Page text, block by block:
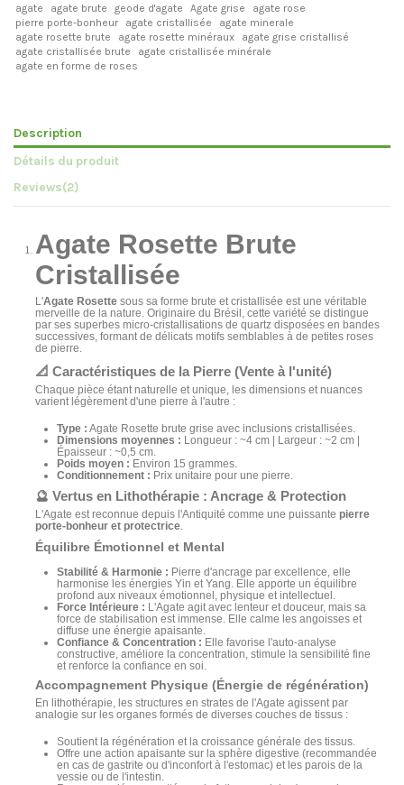
agate agate brute geode d'agate Agate grise
agate rose
pierre porte-bonheur
agate cristallisée
agate minerale
agate rosette brute
agate rosette minéraux
agate grise cristallisé
agate cristallisée brute
agate cristallisée minérale
agate en forme de roses
Description
Détails du produit
Reviews(2)
Agate Rosette Brute
Cristallisée
L'Agate Rosette sous sa forme brute et cristallisée est une véritable
merveille de la nature. Originaire du Brésil, cette variété se distingue
par ses superbes micro-cristallisations de quartz disposées en bandes
successives, formant de délicats motifs semblables à de petites roses
de pierre.
📐 Caractéristiques de la Pierre (Vente à l'unité)
Chaque pièce étant naturelle et unique, les dimensions et nuances
varient légèrement d'une pierre à l'autre :
Type : Agate Rosette brute grise avec inclusions cristallisées.
Dimensions moyennes : Longueur : ~4 cm | Largeur : ~2 cm |
Épaisseur : ~0,5 cm.
Poids moyen : Environ 15 grammes.
Conditionnement : Prix unitaire pour une pierre.
🔮 Vertus en Lithothérapie : Ancrage & Protection
L'Agate est reconnue depuis l'Antiquité comme une puissante pierre
porte-bonheur et protectrice.
Équilibre Émotionnel et Mental
Stabilité & Harmonie : Pierre d'ancrage par excellence, elle
harmonise les énergies Yin et Yang. Elle apporte un équilibre
profond aux niveaux émotionnel, physique et intellectuel.
Force Intérieure : L'Agate agit avec lenteur et douceur, mais sa
force de stabilisation est immense. Elle calme les angoisses et
diffuse une énergie apaisante.
Confiance & Concentration : Elle favorise l'auto-analyse
constructive, améliore la concentration, stimule la sensibilité fine
et renforce la confiance en soi.
Accompagnement Physique (Énergie de régénération)
En lithothérapie, les structures en strates de l'Agate agissent par
analogie sur les organes formés de diverses couches de tissus :
Soutient la régénération et la croissance générale des tissus.
Offre une action apaisante sur la sphère digestive (recommandée
en cas de gastrite ou d'inconfort à l'estomac) et les parois de la
vessie ou de l'intestin.